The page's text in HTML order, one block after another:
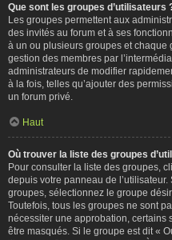
Que sont les groupes d’utilisateurs
Les groupes permettent aux
des invités au forum et à ses
à un ou plusieurs groupes et chaque
gestion des membres par
administrateurs de modifier
à la fois, telles qu’ajouter des
un forum privé.
Haut
Où trouver la liste des groupes
Pour consulter la liste des groupes,
depuis votre panneau de
groupes, sélectionnez le groupe
Toutefois, tous les groupes ne sont
nécessiter une approbation, certains
être masqués. Si le groupe est dit «